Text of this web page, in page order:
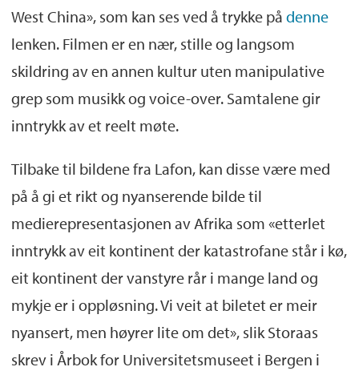
West China», som kan ses ved å trykke på denne
lenken. Filmen er en nær, stille og langsom
skildring av en annen kultur uten manipulative
grep som musikk og voice-over. Samtalene gir
inntrykk av et reelt møte.
Tilbake til bildene fra Lafon, kan disse være med
på å gi et rikt og nyanserende bilde til
medierepresentasjonen av Afrika som «etterlet
inntrykk av eit kontinent der katastrofane står i kø,
eit kontinent der vanstyre rår i mange land og
mykje er i oppløsning. Vi veit at biletet er meir
nyansert, men høyrer lite om det», slik Storaas
skrev i Årbok for Universitetsmuseet i Bergen i